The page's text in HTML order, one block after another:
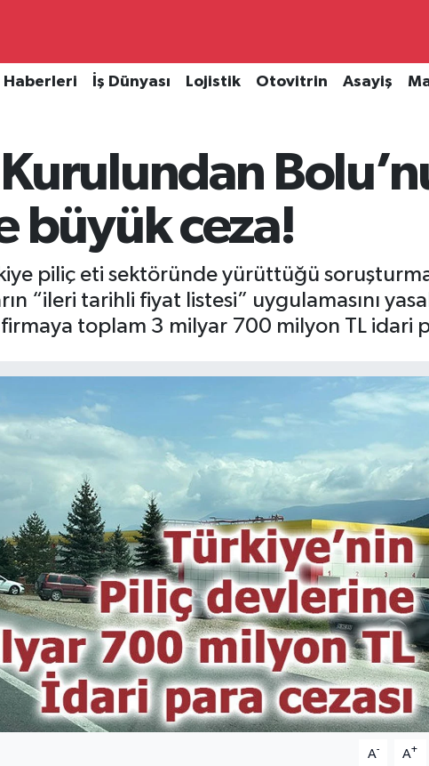
Haberleri İş Dünyası Lojistik Otovitrin Asayiş
büyük ceza!
piliç eti sektöründe yürüttüğü
“ileri tarihli fiyat listesi” uygulamasını
toplam 3 milyar 700 milyon TL idari
A- A+